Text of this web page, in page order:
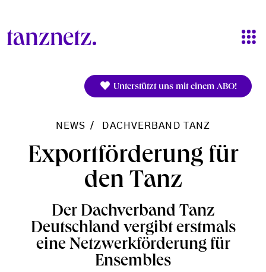
Unterstützt uns mit einem ABO!
NEWS DACHVERBAND TANZ
Exportförderung für
den Tanz
Der Dachverband Tanz
Deutschland vergibt erstmals
eine Netzwerkförderung für
Ensembles